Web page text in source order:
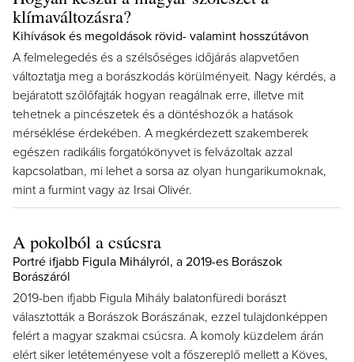
klímaváltozásra?
Kihívások és megoldások rövid- valamint hosszútávon
A felmelegedés és a szélsőséges időjárás alapvetően
változtatja meg a borászkodás körülményeit. Nagy kérdés, a
bejáratott szőlőfajták hogyan reagálnak erre, illetve mit
tehetnek a pincészetek és a döntéshozók a hatások
mérséklése érdekében. A megkérdezett szakemberek
egészen radikális forgatókönyvet is felvázoltak azzal
kapcsolatban, mi lehet a sorsa az olyan hungarikumoknak,
mint a furmint vagy az Irsai Olivér.
A pokolból a csúcsra
Portré ifjabb Figula Mihályról, a 2019-es Borászok
Borászáról
2019-ben ifjabb Figula Mihály balatonfüredi borászt
választották a Borászok Borászának, ezzel tulajdonképpen
felért a magyar szakmai csúcsra. A komoly küzdelem árán
elért siker letéteményese volt a főszereplő mellett a Köves,